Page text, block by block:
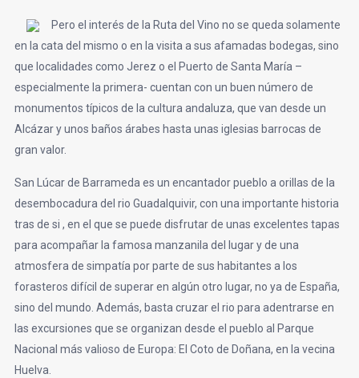
Pero el interés de la Ruta del Vino no se queda solamente
en la cata del mismo o en la visita a sus afamadas bodegas, sino
que localidades como Jerez o el Puerto de Santa María –
especialmente la primera- cuentan con un buen número de
monumentos típicos de la cultura andaluza, que van desde un
Alcázar y unos baños árabes hasta unas iglesias barrocas de
gran valor.
San Lúcar de Barrameda es un encantador pueblo a orillas de la
desembocadura del rio Guadalquivir, con una importante historia
tras de si , en el que se puede disfrutar de unas excelentes tapas
para acompañar la famosa manzanila del lugar y de una
atmosfera de simpatía por parte de sus habitantes a los
forasteros difícil de superar en algún otro lugar, no ya de España,
sino del mundo. Además, basta cruzar el rio para adentrarse en
las excursiones que se organizan desde el pueblo al Parque
Nacional más valioso de Europa: El Coto de Doñana, en la vecina
Huelva.